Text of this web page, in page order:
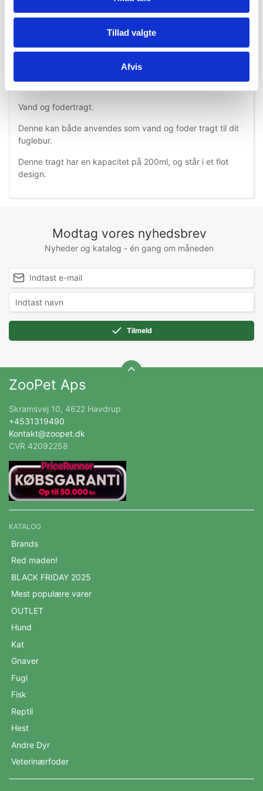
Tillad valgte
Afvis
Vand og fodertragt.
Denne kan både anvendes som vand og foder tragt til dit
fuglebur.
Denne tragt har en kapacitet på 200ml, og står i et flot
design.
Modtag vores nyhedsbrev
Nyheder og katalog - én gang om måneden
Tilmeld
ZooPet Aps
Skramsvej 10, 4622 Havdrup
+4531319490
Kontakt@zoopet.dk
CVR 42092258
KATALOG
Brands
Red maden!
BLACK FRIDAY 2025
Mest populære varer
OUTLET
Hund
Kat
Gnaver
Fugl
Fisk
Reptil
Hest
Andre Dyr
Veterinærfoder